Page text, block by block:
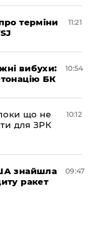
терміни
11:21
вибухи:
БК
10:54
що не
для ЗРК
10:12
знайшла
ракет
09:47